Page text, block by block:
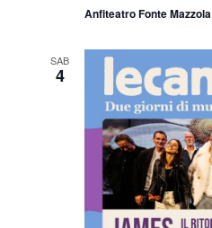
Anfiteatro Fonte Mazzola
SAB
4